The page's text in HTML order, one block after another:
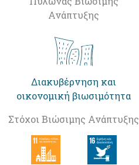
Ανάπτυξης
Διακυβέρνηση και
οικονομική βιωσιμότητα
Στόχοι Βιώσιμης Ανάπτυξης